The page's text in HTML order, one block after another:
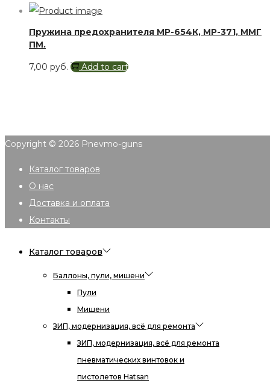
Пружина предохранителя МР-654К, МР-371, ММГ
ПМ.
7,00 руб. Add to cart
Copyright © 2026 Pnevmo-guns
Каталог товаров
О нас
Доставка и оплата
Контакты
Каталог товаров
Баллоны, пули, мишени
Пули
Мишени
ЗИП, модернизация, всё для ремонта
ЗИП, модернизация, всё для ремонта
пневматических винтовок и
пистолетов Hatsan